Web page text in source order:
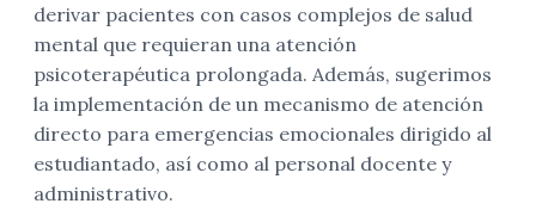
derivar pacientes con casos complejos de salud
mental que requieran una atención
psicoterapéutica prolongada. Además, sugerimos
la implementación de un mecanismo de atención
directo para emergencias emocionales dirigido al
estudiantado, así como al personal docente y
administrativo.